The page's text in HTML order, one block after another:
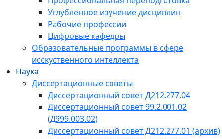
Углубленное изучение дисциплин
Рабочие профессии
Цифровые кафедры
Образовательные программы в сфере
исскуственного интеллекта
Наука
Диссертационные советы
Диссертационный совет Д212.277.04
Диссертационный совет 99.2.001.02
(Д999.003.02)
Диссертационный совет Д212.277.01 (архив)